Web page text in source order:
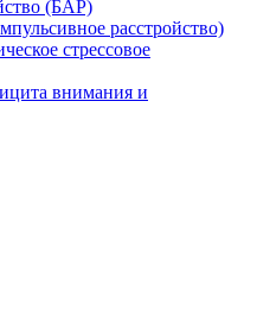
(БАР)
расстройство)
стрессовое
внимания и